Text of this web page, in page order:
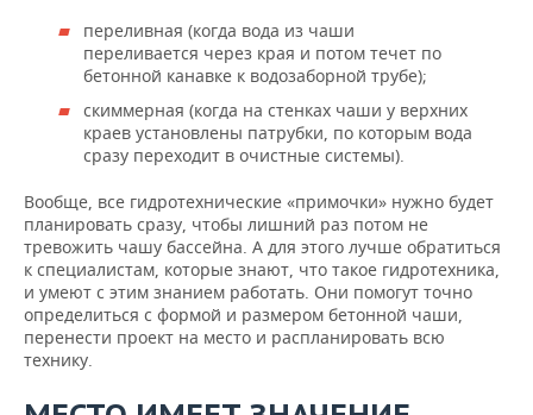
переливная (когда вода из чаши
переливается через края и потом течет по
бетонной канавке к водозаборной трубе);
скиммерная (когда на стенках чаши у верхних
краев установлены патрубки, по которым вода
сразу переходит в очистные системы).
Вообще, все гидротехнические «примочки» нужно будет
планировать сразу, чтобы лишний раз потом не
тревожить чашу бассейна. А для этого лучше обратиться
к специалистам, которые знают, что такое гидротехника,
и умеют с этим знанием работать. Они помогут точно
определиться с формой и размером бетонной чаши,
перенести проект на место и распланировать всю
технику.